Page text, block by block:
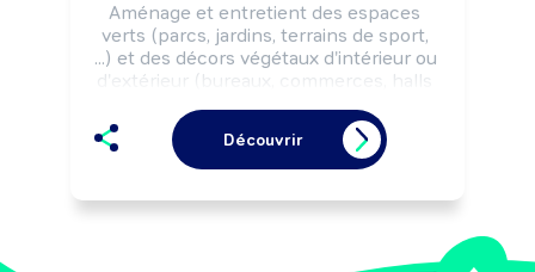
Aménage et entretient des espaces
verts (parcs, jardins, terrains de sport,
...) et des décors végétaux d'intérieur ou
d'extérieur (bureaux, commerces, halls
règles de sécurité et la réglementation
environnementale.
Peut aménager des ouvrages
installer du mobilier urbain.
Découvrir